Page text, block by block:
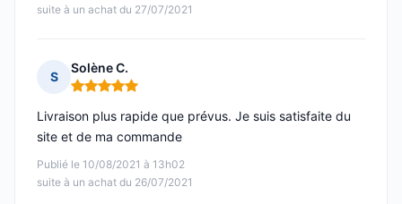
suite à un achat du 27/07/2021
S
Solène C.
Note : 5 sur 5
Publié le 10/08/2021 à 13h02
suite à un achat du 26/07/2021
Livraison plus rapide que prévus. Je suis satisfaite du
site et de ma commande